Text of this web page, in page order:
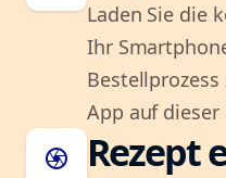
Laden Sie die
Ihr
App auf dieser
camera Rezept